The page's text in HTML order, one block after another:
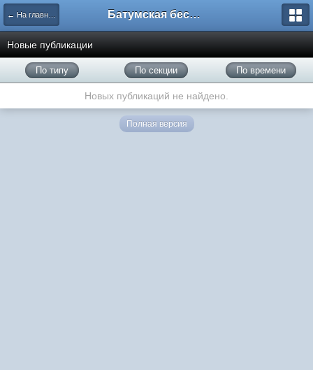
← На главную Батумская беседка
Новые публикации
По типу По секции По времени
Новых публикаций не найдено.
Полная версия